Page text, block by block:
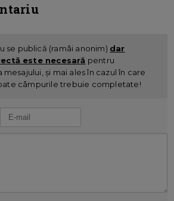
se publică (ramâi anonim) dar
este necesară pentru
și mai ales în cazul în care
câmpurile trebuie completate!